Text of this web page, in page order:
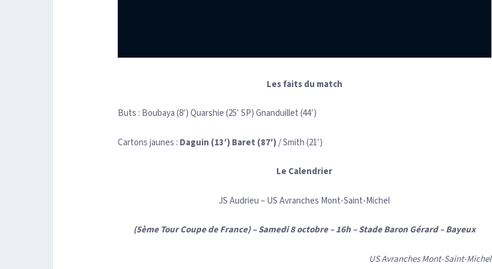
Les faits du match
Buts : Boubaya (8′) Quarshie (25′ SP) Gnanduillet (44′)
Cartons jaunes : Daguin (13′)Baret (87′)/ Smith (21′)
Le Calendrier
JS Audrieu – US Avranches Mont-Saint-Michel
(5ème Tour Coupe de France) – Samedi 8 octobre – 16h–Stade Baron Gérard – Bayeux
US Avranches Mont-Saint-Michel